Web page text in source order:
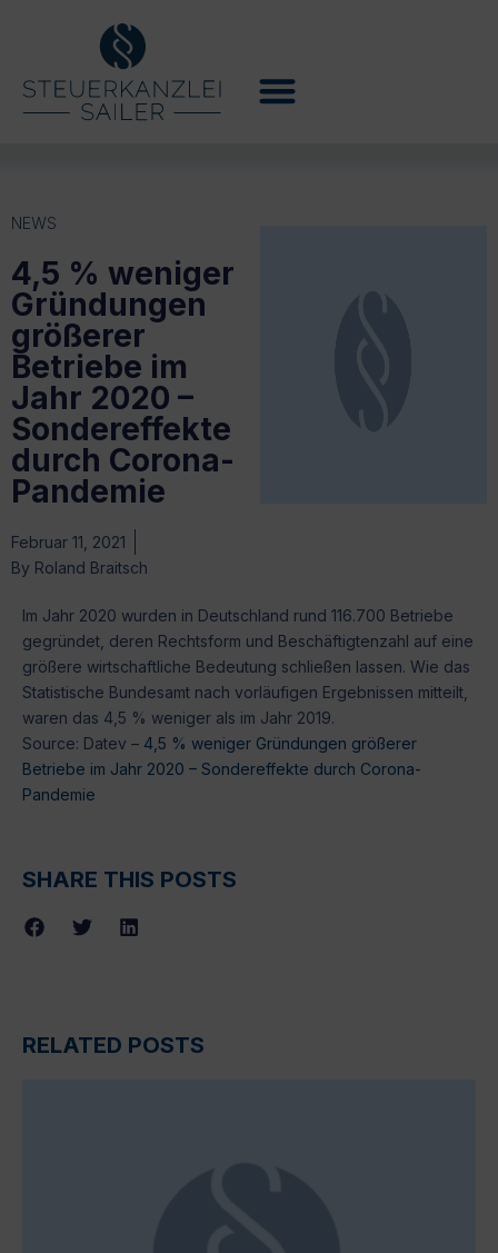
NEWS
4,5 % weniger
Gründungen
größerer
Betriebe im
Jahr 2020 –
Sondereffekte
durch Corona-
Pandemie
Februar 11, 2021
By Roland Braitsch
Im Jahr 2020 wurden in Deutschland rund 116.700 Betriebe
gegründet, deren Rechtsform und Beschäftigtenzahl auf eine
größere wirtschaftliche Bedeutung schließen lassen. Wie das
Statistische Bundesamt nach vorläufigen Ergebnissen mitteilt,
waren das 4,5 % weniger als im Jahr 2019.
Source: Datev – 4,5 % weniger Gründungen größerer
Betriebe im Jahr 2020 – Sondereffekte durch Corona-
Pandemie
SHARE THIS POSTS
RELATED POSTS